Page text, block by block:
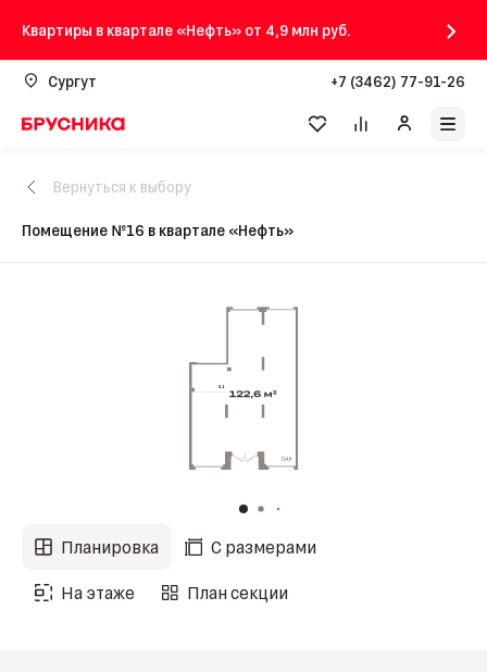
Квартиры в квартале «Нефть» от 4,9 млн руб.
Сургут +7 (3462) 77-91-26
Помещение №16 в квартале «Нефть»
Вернуться к выбору
Планировка С размерами
На этаже План секции